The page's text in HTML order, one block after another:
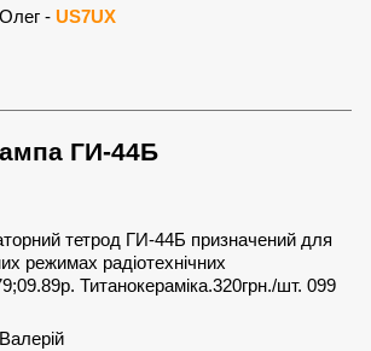
- US7UX
ГИ-44Б
тетрод ГИ-44Б призначений для
режимах радіотехнічних
Титанокераміка.320грн./шт. 099